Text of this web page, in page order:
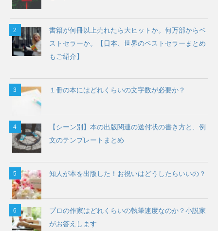
書籍が何冊以上売れたら大ヒットか。何万部からベ
ストセラーか。【日本、世界のベストセラーまとめ
もご紹介】
１冊の本にはどれくらいの文字数が必要か？
【シーン別】本の出版関連の送付状の書き方と、例
文のテンプレートまとめ
知人が本を出版した！お祝いはどうしたらいいの？
プロの作家はどれくらいの執筆速度なのか？小説家
がお答えします